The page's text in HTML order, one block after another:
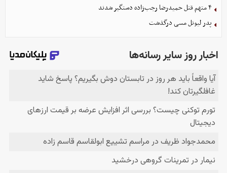
۴ متهم قتل حمیدرضا رجب‌زاده دستگیر شدند
پدر لیونل مسی درگذشت